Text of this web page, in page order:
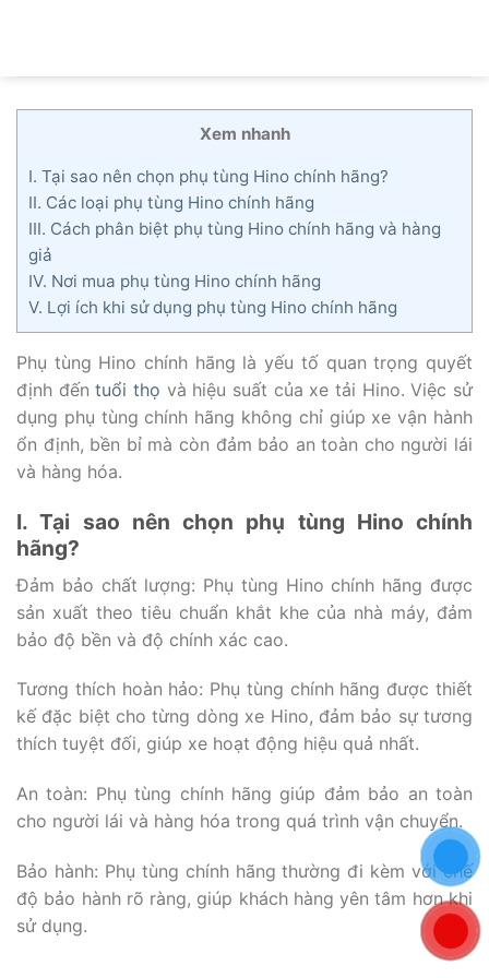
Xem nhanh
I. Tại sao nên chọn phụ tùng Hino chính hãng?
II. Các loại phụ tùng Hino chính hãng
III. Cách phân biệt phụ tùng Hino chính hãng và hàng
giả
IV. Nơi mua phụ tùng Hino chính hãng
V. Lợi ích khi sử dụng phụ tùng Hino chính hãng
Phụ tùng Hino chính hãng là yếu tố quan trọng quyết
định đếntuổi thọ và hiệu suất của xe tải Hino. Việc sử
dụng phụ tùng chính hãng không chỉ giúp xe vận hành
ổn định, bền bỉ mà còn đảm bảo an toàn cho người lái
và hàng hóa.
I. Tại sao nên chọn phụ tùng Hino chính
hãng?
Đảm bảo chất lượng: Phụ tùng Hino chính hãng được
sản xuất theo tiêu chuẩn khắt khe của nhà máy, đảm
bảo độ bền và độ chính xác cao.
Tương thích hoàn hảo: Phụ tùng chính hãng được thiết
kế đặc biệt cho từng dòng xe Hino, đảm bảo sự tương
thích tuyệt đối, giúp xe hoạt động hiệu quả nhất.
An toàn: Phụ tùng chính hãng giúp đảm bảo an toàn
cho người lái và hàng hóa trong quá trình vận chuyển.
Bảo hành: Phụ tùng chính hãng thường đi kèm với chế
độ bảo hành rõ ràng, giúp khách hàng yên tâm hơn khi
sử dụng.